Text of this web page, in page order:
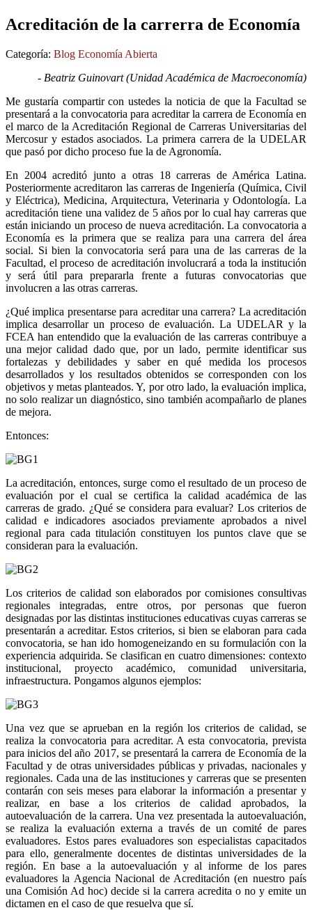
Acreditación de la carrerra de Economía
Categoría: Blog Economía Abierta
- Beatriz Guinovart (Unidad Académica de Macroeconomía)
Me gustaría compartir con ustedes la noticia de que la Facultad se
presentará a la convocatoria para acreditar la carrera de Economía en
el marco de la Acreditación Regional de Carreras Universitarias del
Mercosur y estados asociados. La primera carrera de la UDELAR
que pasó por dicho proceso fue la de Agronomía.
En 2004 acreditó junto a otras 18 carreras de América Latina.
Posteriormente acreditaron las carreras de Ingeniería (Química, Civil
y Eléctrica), Medicina, Arquitectura, Veterinaria y Odontología. La
acreditación tiene una validez de 5 años por lo cual hay carreras que
están iniciando un proceso de nueva acreditación. La convocatoria a
Economía es la primera que se realiza para una carrera del área
social. Si bien la convocatoria será para una de las carreras de la
Facultad, el proceso de acreditación involucrará a toda la institución
y será útil para prepararla frente a futuras convocatorias que
involucren a las otras carreras.
¿Qué implica presentarse para acreditar una carrera? La acreditación
implica desarrollar un proceso de evaluación. La UDELAR y la
FCEA han entendido que la evaluación de las carreras contribuye a
una mejor calidad dado que, por un lado, permite identificar sus
fortalezas y debilidades y saber en qué medida los procesos
desarrollados y los resultados obtenidos se corresponden con los
objetivos y metas planteados. Y, por otro lado, la evaluación implica,
no solo realizar un diagnóstico, sino también acompañarlo de planes
de mejora.
Entonces:
La acreditación, entonces, surge como el resultado de un proceso de
evaluación por el cual se certifica la calidad académica de las
carreras de grado. ¿Qué se considera para evaluar? Los criterios de
calidad e indicadores asociados previamente aprobados a nivel
regional para cada titulación constituyen los puntos clave que se
consideran para la evaluación.
Los criterios de calidad son elaborados por comisiones consultivas
regionales integradas, entre otros, por personas que fueron
designadas por las distintas instituciones educativas cuyas carreras se
presentarán a acreditar. Estos criterios, si bien se elaboran para cada
convocatoria, se han ido homogeneizando en su formulación con la
experiencia adquirida. Se clasifican en cuatro dimensiones: contexto
institucional, proyecto académico, comunidad universitaria,
infraestructura. Pongamos algunos ejemplos:
Una vez que se aprueban en la región los criterios de calidad, se
realiza la convocatoria para acreditar. A esta convocatoria, prevista
para inicios del año 2017, se presentará la carrera de Economía de la
Facultad y de otras universidades públicas y privadas, nacionales y
regionales. Cada una de las instituciones y carreras que se presenten
contarán con seis meses para elaborar la información a presentar y
realizar, en base a los criterios de calidad aprobados, la
autoevaluación de la carrera. Una vez presentada la autoevaluación,
se realiza la evaluación externa a través de un comité de pares
evaluadores. Estos pares evaluadores son especialistas capacitados
para ello, generalmente docentes de distintas universidades de la
región. En base a la autoevaluación y al informe de los pares
evaluadores la Agencia Nacional de Acreditación (en nuestro país
una Comisión Ad hoc) decide si la carrera acredita o no y emite un
dictamen en el caso de que resuelva que sí.